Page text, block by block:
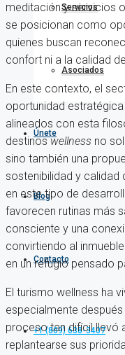
Servicios
Asociados
Únete
Blog
Contacto
+1 (809) 638-3407
meditación y servicios
se posicionan como
quienes buscan
confort ni a la calidad
En este contexto, el
oportunidad
alineados con esta
destinoswellness no
sino también una
sostenibilidad y calidad
en este tipo de
favorecen rutinas más
consciente y una
convirtiendo al
en un refugio pensado
El turismo wellness ha
especialmente
proceso tan difícil llevó
replantearse sus